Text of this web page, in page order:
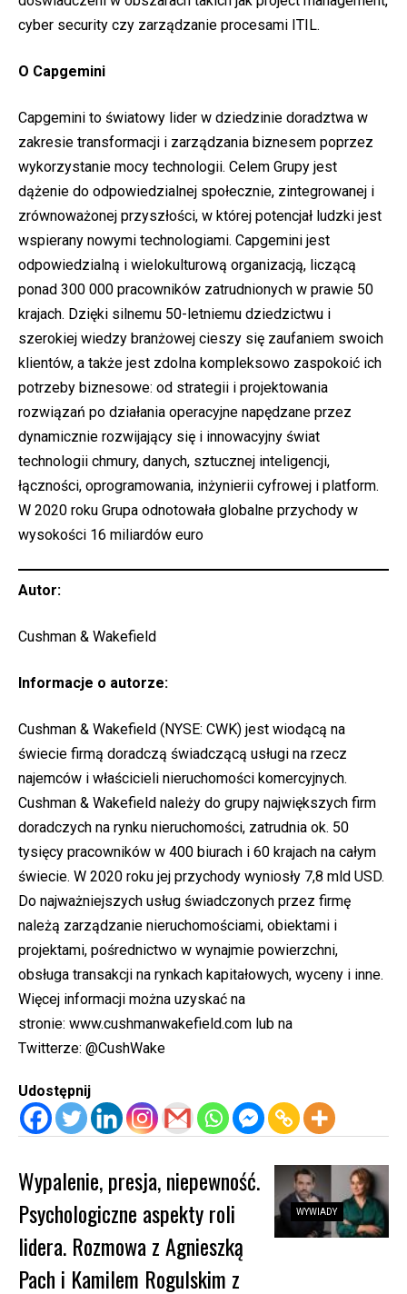
cyber security czy zarządzanie procesami ITIL.
O Capgemini
Capgemini to światowy lider w dziedzinie doradztwa w
zakresie transformacji i zarządzania biznesem poprzez
wykorzystanie mocy technologii. Celem Grupy jest
dążenie do odpowiedzialnej społecznie, zintegrowanej i
zrównoważonej przyszłości, w której potencjał ludzki jest
wspierany nowymi technologiami. Capgemini jest
odpowiedzialną i wielokulturową organizacją, liczącą
ponad 300 000 pracowników zatrudnionych w prawie 50
krajach. Dzięki silnemu 50-letniemu dziedzictwu i
szerokiej wiedzy branżowej cieszy się zaufaniem swoich
klientów, a także jest zdolna kompleksowo zaspokoić ich
potrzeby biznesowe: od strategii i projektowania
rozwiązań po działania operacyjne napędzane przez
dynamicznie rozwijający się i innowacyjny świat
technologii chmury, danych, sztucznej inteligencji,
łączności, oprogramowania, inżynierii cyfrowej i platform.
W 2020 roku Grupa odnotowała globalne przychody w
wysokości 16 miliardów euro
Autor:
Cushman & Wakefield
Informacje o autorze:
Cushman & Wakefield (NYSE: CWK) jest wiodącą na
świecie firmą doradczą świadczącą usługi na rzecz
najemców i właścicieli nieruchomości komercyjnych.
Cushman & Wakefield należy do grupy największych firm
doradczych na rynku nieruchomości, zatrudnia ok. 50
tysięcy pracowników w 400 biurach i 60 krajach na całym
świecie. W 2020 roku jej przychody wyniosły 7,8 mld USD.
Do najważniejszych usług świadczonych przez firmę
należą zarządzanie nieruchomościami, obiektami i
projektami, pośrednictwo w wynajmie powierzchni,
obsługa transakcji na rynkach kapitałowych, wyceny i inne.
Więcej informacji można uzyskać na
stronie: www.cushmanwakefield.com lub na
Twitterze: @CushWake
Udostępnij
WYWIADY
Wypalenie, presja, niepewność.
Psychologiczne aspekty roli
lidera. Rozmowa z Agnieszką
Pach i Kamilem Rogulskim z